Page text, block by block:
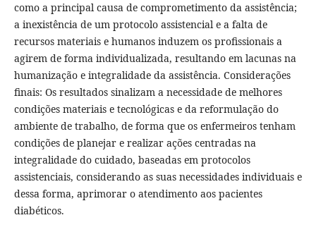
como a principal causa de comprometimento da assistência;
a inexistência de um protocolo assistencial e a falta de
recursos materiais e humanos induzem os profissionais a
agirem de forma individualizada, resultando em lacunas na
humanização e integralidade da assistência. Considerações
finais: Os resultados sinalizam a necessidade de melhores
condições materiais e tecnológicas e da reformulação do
ambiente de trabalho, de forma que os enfermeiros tenham
condições de planejar e realizar ações centradas na
integralidade do cuidado, baseadas em protocolos
assistenciais, considerando as suas necessidades individuais e
dessa forma, aprimorar o atendimento aos pacientes
diabéticos.